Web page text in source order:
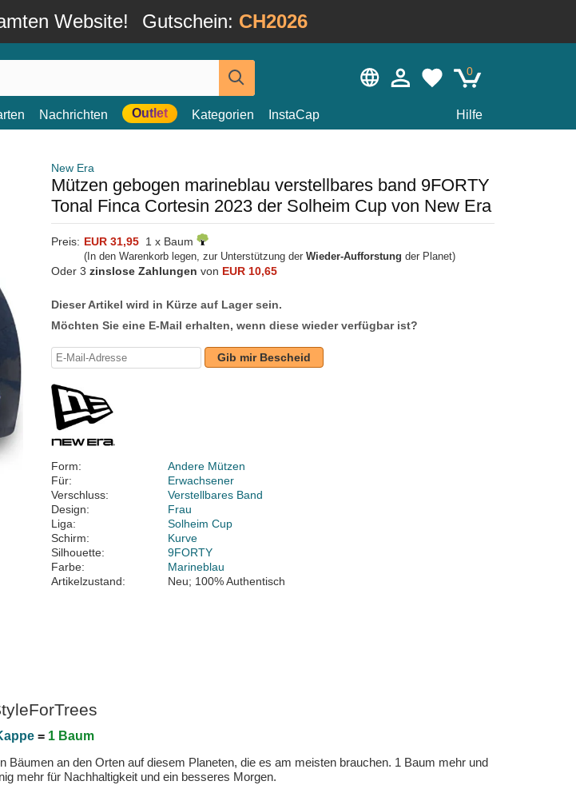
Website! Gutschein: CH2026
0
Nachrichten Outlet Kategorien InstaCap Hilfe
New Era
Mützen gebogen marineblau verstellbares band 9FORTY
Tonal Finca Cortesin 2023 der Solheim Cup von New Era
Preis: EUR 31,95 1 x Baum
(In den Warenkorb legen, zur Unterstützung der Wieder-Aufforstung der Planet)
Oder 3 zinslose Zahlungen von EUR 10,65
Dieser Artikel wird in Kürze auf Lager sein.
Möchten Sie eine E-Mail erhalten, wenn diese wieder verfügbar ist?
Gib mir Bescheid
Form:
Andere Mützen
Für:
Erwachsener
Verschluss:
Verstellbares Band
Design:
Frau
Liga:
Solheim Cup
Schirm:
Kurve
Silhouette:
9FORTY
Farbe:
Marineblau
Artikelzustand:
Neu; 100% Authentisch
= 1 Baum
an den Orten auf diesem Planeten, die es am meisten brauchen. 1 Baum mehr und
mehr für Nachhaltigkeit und ein besseres Morgen.